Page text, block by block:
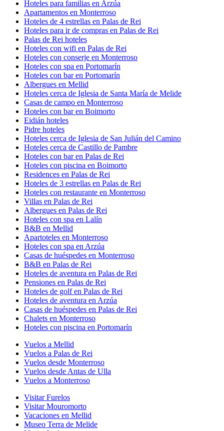
Hoteles para familias en Arzúa
Apartamentos en Monterroso
Hoteles de 4 estrellas en Palas de Rei
Hoteles para ir de compras en Palas de Rei
Palas de Rei hoteles
Hoteles con wifi en Palas de Rei
Hoteles con conserje en Monterroso
Hoteles con spa en Portomarín
Hoteles con bar en Portomarín
Albergues en Mellid
Hoteles cerca de Iglesia de Santa María de Melide
Casas de campo en Monterroso
Hoteles con bar en Boimorto
Eidián hoteles
Pidre hoteles
Hoteles cerca de Iglesia de San Julián del Camino
Hoteles cerca de Castillo de Pambre
Hoteles con bar en Palas de Rei
Hoteles con piscina en Boimorto
Residences en Palas de Rei
Hoteles de 3 estrellas en Palas de Rei
Hoteles con restaurante en Monterroso
Villas en Palas de Rei
Albergues en Palas de Rei
Hoteles con spa en Lalín
B&B en Mellid
Apartoteles en Monterroso
Hoteles con spa en Arzúa
Casas de huéspedes en Monterroso
B&B en Palas de Rei
Hoteles de aventura en Palas de Rei
Pensiones en Palas de Rei
Hoteles de golf en Palas de Rei
Hoteles de aventura en Arzúa
Casas de huéspedes en Palas de Rei
Chalets en Monterroso
Hoteles con piscina en Portomarín
Vuelos a Mellid
Vuelos a Palas de Rei
Vuelos desde Monterroso
Vuelos desde Antas de Ulla
Vuelos a Monterroso
Visitar Furelos
Visitar Mouromorto
Vacaciones en Mellid
Museo Terra de Melide